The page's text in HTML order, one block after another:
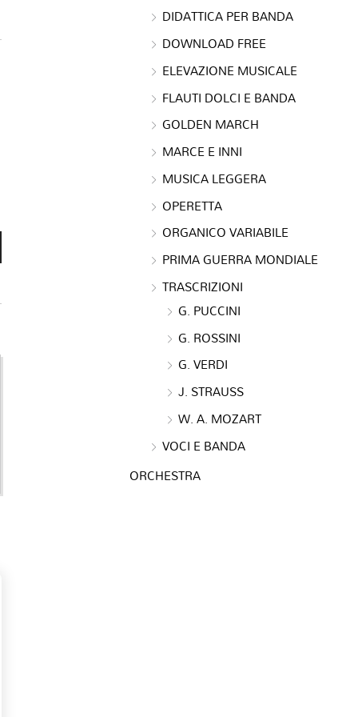
DIDATTICA PER BANDA
DOWNLOAD FREE
ELEVAZIONE MUSICALE
FLAUTI DOLCI E BANDA
GOLDEN MARCH
MARCE E INNI
MUSICA LEGGERA
OPERETTA
ORGANICO VARIABILE
PRIMA GUERRA MONDIALE
TRASCRIZIONI
G. PUCCINI
G. ROSSINI
G. VERDI
J. STRAUSS
W. A. MOZART
VOCI E BANDA
ORCHESTRA